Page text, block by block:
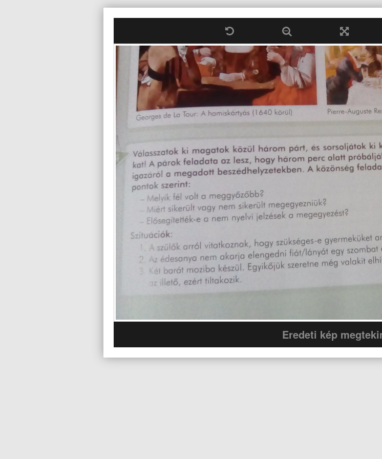
Eredeti kép